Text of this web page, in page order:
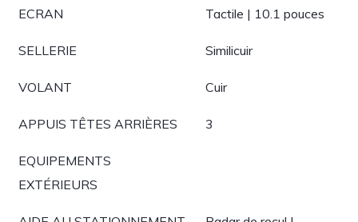
ECRAN Tactile | 10.1 pouces
SELLERIE Similicuir
VOLANT Cuir
APPUIS TÊTES ARRIÈRES 3
EQUIPEMENTS
EXTÉRIEURS